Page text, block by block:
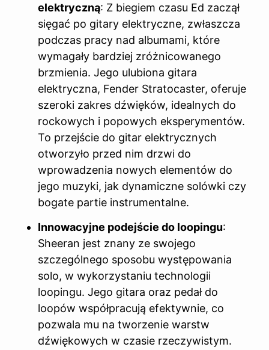
elektryczną: Z biegiem czasu Ed zaczął
sięgać po gitary elektryczne, zwłaszcza
podczas pracy nad albumami, które
wymagały bardziej zróżnicowanego
brzmienia. Jego ulubiona gitara
elektryczna, Fender Stratocaster, oferuje
szeroki zakres dźwięków, idealnych do
rockowych i popowych eksperymentów.
To przejście do gitar elektrycznych
otworzyło przed nim drzwi do
wprowadzenia nowych elementów do
jego muzyki, jak dynamiczne solówki czy
bogate partie instrumentalne.
Innowacyjne podejście do loopingu:
Sheeran jest znany ze swojego
szczególnego sposobu występowania
solo, w wykorzystaniu technologii
loopingu. Jego gitara oraz pedał do
loopów współpracują efektywnie, co
pozwala mu na tworzenie warstw
dźwiękowych w czasie rzeczywistym.